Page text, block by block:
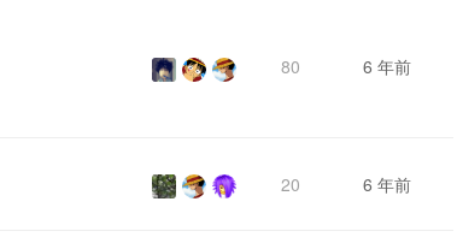
80 6 年前
20 6 年前